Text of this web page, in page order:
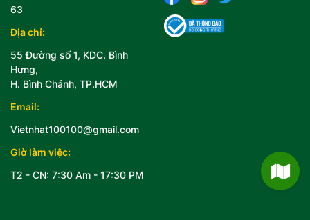
63
Địa chỉ:
55 Đường số 1, KDC. Bình
Hưng,
H. Bình Chánh, TP.HCM
Email:
Vietnhat100100@gmail.com
Giờ làm việc:
T2 - CN: 7:30 Am - 17:30 PM